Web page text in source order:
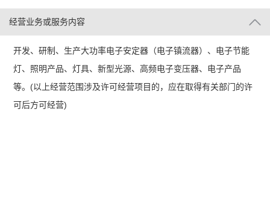
经营业务或服务内容
开发、研制、生产大功率电子安定器（电子镇流器）、电子节能
灯、照明产品、灯具、新型光源、高频电子变压器、电子产品
等。(以上经营范围涉及许可经营项目的，应在取得有关部门的许
可后方可经营)